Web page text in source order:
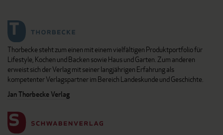
Thorbecke steht zum einen mit einem vielfältigen Produktportfolio für
Lifestyle, Kochen und Backen sowie Haus und Garten. Zum anderen
erweist sich der Verlag mit seiner langjährigen Erfahrung als
kompetenter Verlagspartner im Bereich Landeskunde und Geschichte.
Jan Thorbecke Verlag